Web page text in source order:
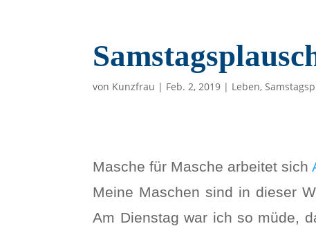
von Kunzfrau | Feb. 2, 2019 | Leben,
Masche für Masche arbeitet sich
Meine Maschen sind in dieser
Am Dienstag war ich so müde,